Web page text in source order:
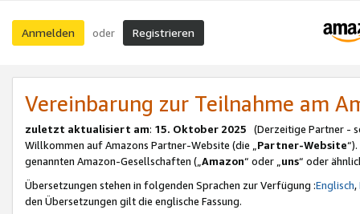
Anmelden oder Registrieren
Vereinbarung zur Teilnahme am
zuletzt aktualisiert am: 15. Oktober 2025 (Derzeitige Partner -
Willkommen auf Amazons Partner-Website (die „Partner-Website
genannten Amazon-Gesellschaften („Amazon“ oder „uns“ oder
Übersetzungen stehen in folgenden Sprachen zur Verfügung :Englisch,
den Übersetzungen gilt die englische Fassung.